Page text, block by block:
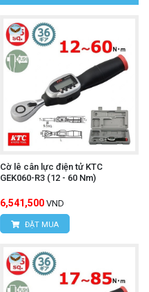
Cờ lê cân lực điện tử KTC
GEK060-R3 (12 - 60 Nm)
6,541,500 VND
ĐẶT MUA